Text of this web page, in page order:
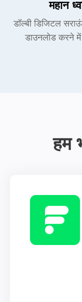
महान
डॉल्बी डिजिटल
डाउनलोड करने में
हम